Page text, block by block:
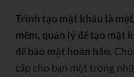
Trình tạo mật khẩu là
mềm, quản lý để tạo mật
để bảo mật hoàn hảo.
cấp cho bạn một trong